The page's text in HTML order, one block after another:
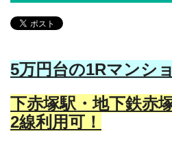
5万円台の1Rマンシ
下赤塚駅・地下鉄赤
2線利用可！